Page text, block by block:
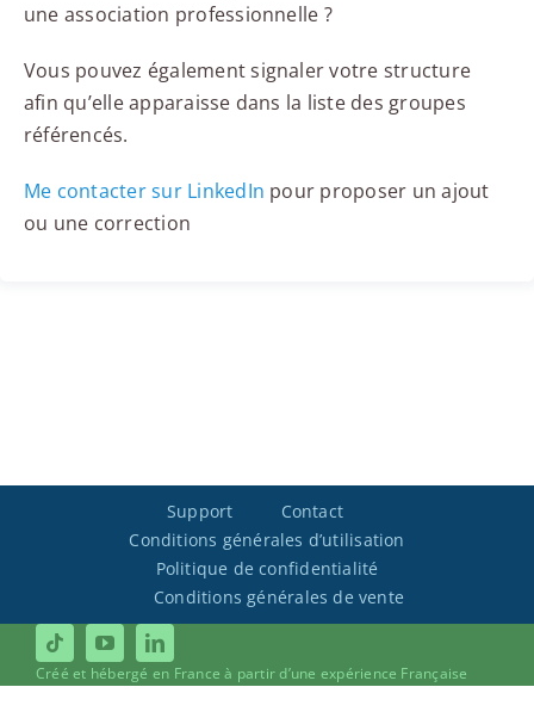
une association professionnelle ?
Vous pouvez également signaler votre structure
afin qu’elle apparaisse dans la liste des groupes
référencés.
Me contacter sur LinkedIn pour proposer un ajout
ou une correction
Support
Contact
Conditions générales d’utilisation
Politique de confidentialité
Conditions générales de vente
Créé et hébergé en France à partir d’une expérience Française